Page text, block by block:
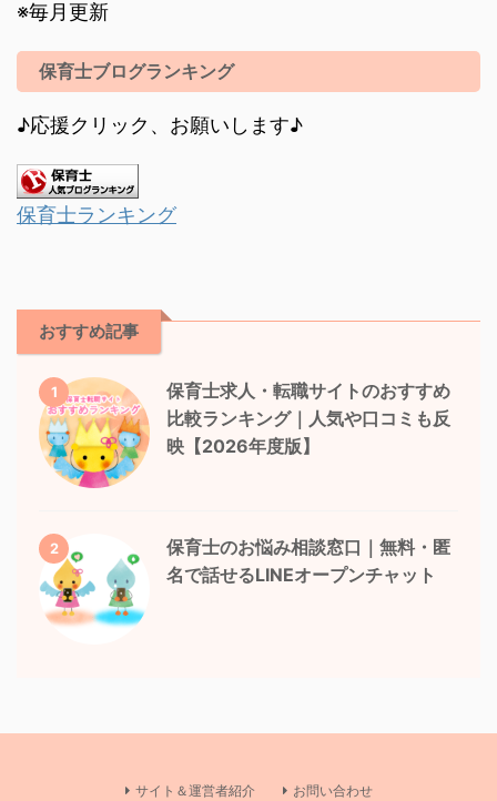
※毎月更新
保育士ブログランキング
♪応援クリック、お願いします♪
保育士ランキング
おすすめ記事
1
保育士求人・転職サイトのおすすめ
比較ランキング｜人気や口コミも反
映【2026年度版】
2
保育士のお悩み相談窓口｜無料・匿
名で話せるLINEオープンチャット
サイト＆運営者紹介 お問い合わせ